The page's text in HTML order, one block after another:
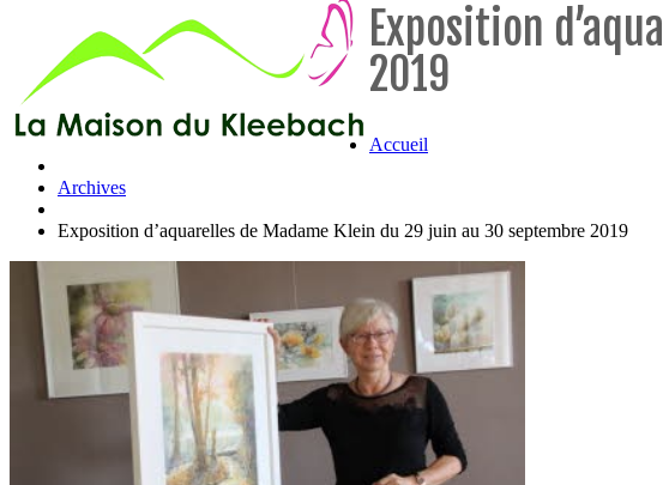
Exposition
2019
Accueil
Archives
Exposition d’aquarelles de Madame Klein du 29 juin au 30 septembre 2019